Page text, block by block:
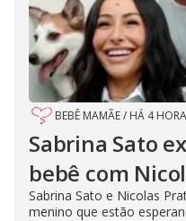
BEBÊ MAMÃE/ HÁ 4
Sabrina Sato
bebê com
Sabrina Sato e Nicolas
menino que estão